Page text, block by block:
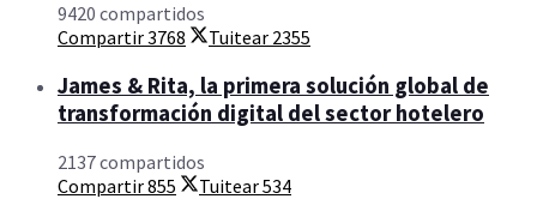
9420 compartidos
Compartir3768 Tuitear 2355
James & Rita, la primera solución global de
transformación digital del sector hotelero
2137 compartidos
Compartir855 Tuitear534